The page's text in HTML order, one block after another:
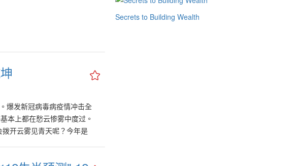
爆发新冠病毒病疫情冲击全
本上都在愁云惨雾中度过。
开云雾见青天呢？今年是
Secrets to Building Wealth